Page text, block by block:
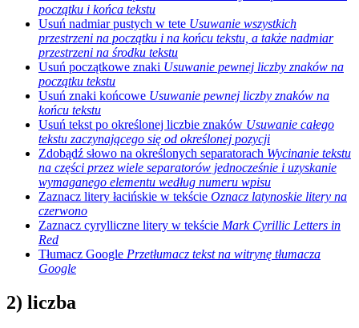
początku i końca tekstu
Usuń nadmiar pustych w tete Usuwanie wszystkich
przestrzeni na początku i na końcu tekstu, a także nadmiar
przestrzeni na środku tekstu
Usuń początkowe znaki Usuwanie pewnej liczby znaków na
początku tekstu
Usuń znaki końcowe Usuwanie pewnej liczby znaków na
końcu tekstu
Usuń tekst po określonej liczbie znaków Usuwanie całego
tekstu zaczynającego się od określonej pozycji
Zdobądź słowo na określonych separatorach Wycinanie tekstu
na części przez wiele separatorów jednocześnie i uzyskanie
wymaganego elementu według numeru wpisu
Zaznacz litery łacińskie w tekście Oznacz latynoskie litery na
czerwono
Zaznacz cyrylliczne litery w tekście Mark Cyrillic Letters in
Red
Tłumacz Google Przetłumacz tekst na witrynę tłumacza
Google
2) liczba